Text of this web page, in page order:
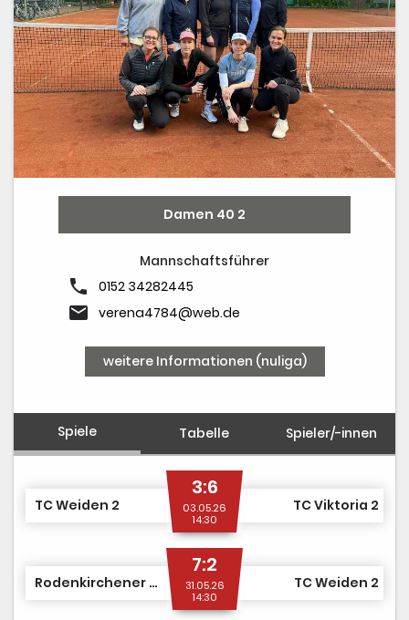
Damen 40 2
Mannschaftsführer
phone 0152 34282445
email verena4784@web.de
weitere Informationen (nuliga)
Spiele Tabelle Spieler/-innen
TC Weiden 2
3:6
03.05.26
14:30
TC Viktoria 2
Rodenkirchener TC 1
7:2
31.05.26
14:30
TC Weiden 2